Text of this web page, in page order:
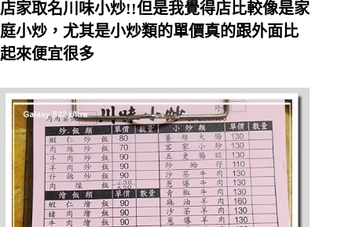
店家取名川味小炒!!但是我覺得店比較像是家
庭小炒，尤其是小炒類的單價真的跟外面比
起來便宜很多